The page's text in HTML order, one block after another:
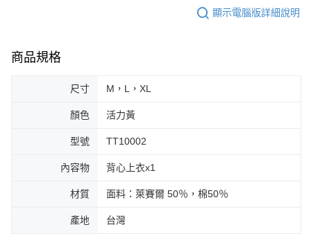
顯示電腦版詳細說明
商品規格
尺寸 M，L，XL
顏色 活力黃
型號 TT10002
內容物 背心上衣x1
材質 面料：萊賽爾 50％，棉50％
產地 台灣